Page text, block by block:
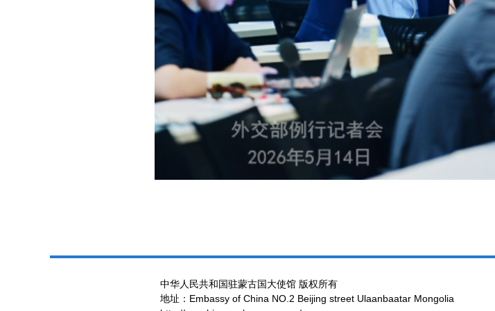
中华人民共和国驻蒙古国大使馆 版权所有
地址：Embassy of China NO.2 Beijing street Ulaanbaatar Mongolia